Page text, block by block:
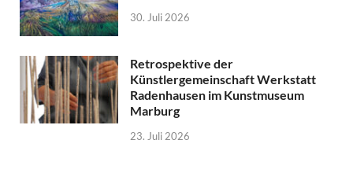
30. Juli 2026
Retrospektive der
Künstlergemeinschaft Werkstatt
Radenhausen im Kunstmuseum
Marburg
23. Juli 2026